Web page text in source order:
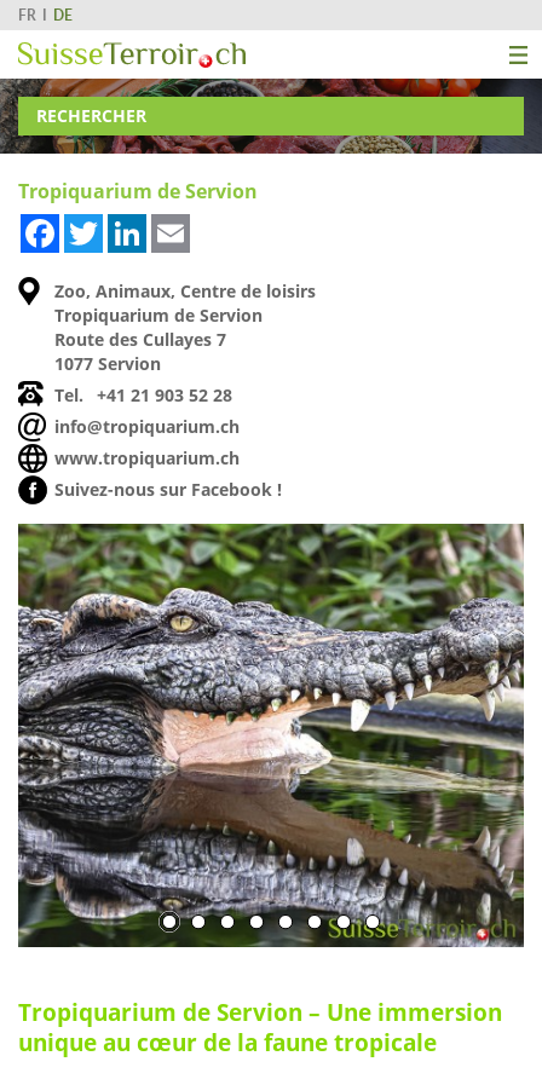
FR DE
RECHERCHER
Tropiquarium de Servion
FacebookTwitterLinkedIn
Zoo, Animaux, Centre de loisirs
Tropiquarium de Servion
Route des Cullayes 7
1077 Servion
Tel.
+41 21 903 52 28
info@tropiquarium.ch
www.tropiquarium.ch
Suivez-nous sur Facebook !
Tropiquarium de Servion – Une immersion
unique au cœur de la faune tropicale